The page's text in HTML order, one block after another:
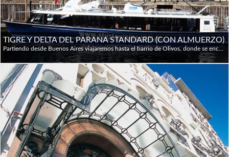
TIGRE Y DELTA DEL PARANA STANDARD (CON ALMUERZO)
Partiendo desde Buenos Aires viajaremos hasta el barrio de Olivos, donde se encuentra la Residencia Presidencial y pasaremos por las localidades de Martínez, La Lucila, Acassusso y San Isidro hasta alcanzar El Tigre, donde tomaremos una embarcación para navegar por diferentes ríos y arroyos del Delta del Paraná. Existen numerosos recreos y restaurantes frente al río. Dentro del Tigre hay numerosos canales, casas de fin de semana, clubes, algunos con bellos edificios como el club Italiano de estilo veneciano. Luego del paseo por los ríos del Tigre se regresa en Bus a la ciudad de Buenos Aires con destino a la zona de restaurantes, que se extiende desde Puerto Madero al barrio de San Nicolás. Allí se tomará un almuerzo de tres pasos, sin bebidas incluidas.